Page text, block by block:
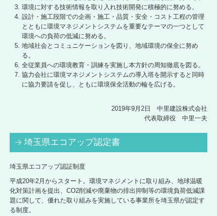
環境に対する技術情報を取り入れ技術開発に積極的に努める。
設計・施工段階での企画・施工・品質・安全・コスト工程の管理
とともに環境マネジメントシステムを重要なテーマの一つとして
環境への負荷の低減に努める。
地域社会とコミュニケーションを図り、地域環境の保全に努め
る。
全従業員への環境教育・訓練を実施し本方針の周知徹底を図る。
協力会社に環境マネジメントシステムの導入塔を開示すると同時
に協力要請を促し、ともに環境保全活動の輪を広げる。
2019年9月2日 中里建設株式会社
代表取締役 中里一夫
埼玉県エコアップ認定書
埼玉県エコアップ認証制度
平成20年2月からスタート。環境マネジメントに取り組み、地球温暖
化対策計画を提出、CO2削減や廃棄物の排出抑制等の環境負荷低減課
題に関して、優れた取り組みを実施している事業所を埼玉県が認定す
る制度。